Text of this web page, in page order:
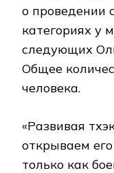
о проведении
категориях у
следующих
Общее
человека.
«Развивая
открываем
только как